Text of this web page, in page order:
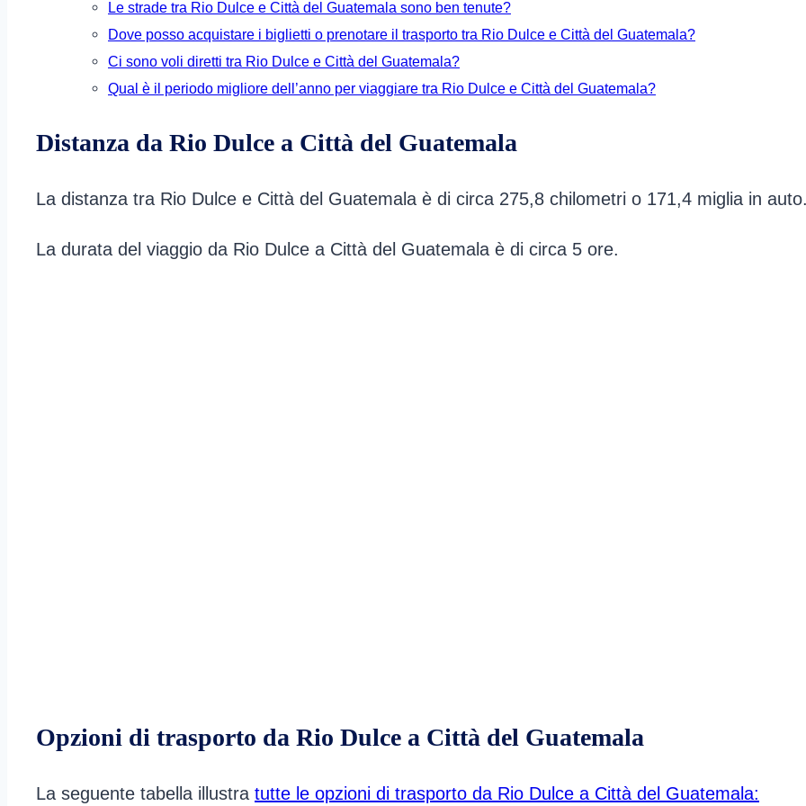
Le strade tra Rio Dulce e Città del Guatemala sono ben tenute?
Dove posso acquistare i biglietti o prenotare il trasporto tra Rio Dulce e Città del Guatemala?
Ci sono voli diretti tra Rio Dulce e Città del Guatemala?
Qual è il periodo migliore dell’anno per viaggiare tra Rio Dulce e Città del Guatemala?
Distanza da Rio Dulce a Città del Guatemala
La distanza tra Rio Dulce e Città del Guatemala è di circa 275,8 chilometri o 171,4 miglia in
La durata del viaggio da Rio Dulce a Città del Guatemala è di circa 5 ore.
Opzioni di trasporto da Rio Dulce a Città del Guatemala
La seguente tabella illustra tutte le opzioni di trasporto da Rio Dulce a Città del Guatemala: